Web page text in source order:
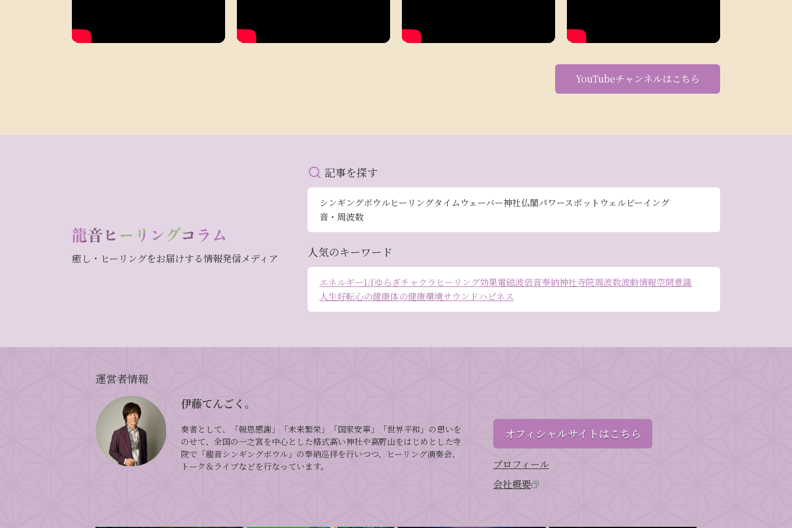
YouTubeチャンネルはこちら
癒し・ヒーリングをお届けする情報発信メディア
記事を探す
シンギングボウルヒーリングタイムウェーバー神社仏閣パワースポット ウェルビーイング
音・周波数
人気のキーワード
エネルギー1/fゆらぎチャクラ ヒーリング効果電磁波倍音奉納神社寺院周波数波動情報空間意識
人生好転心の健康体の健康環境サウンドハピネス
運営者情報
伊藤てんごく。
奏者として、「報恩感謝」「未来繁栄」「国家安寧」「世界平和」の思いを
のせて、全国の一之宮を中心とした格式高い神社や高野山をはじめとした寺
院で「龍音シンギングボウル」の奉納巡拝を行いつつ、ヒーリング演奏会、
トーク＆ライブなどを行なっています。
オフィシャルサイトはこちら
プロフィール
会社概要